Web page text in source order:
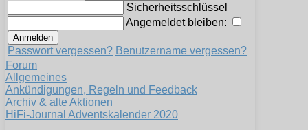
Sicherheitsschlüssel
Angemeldet bleiben:
Passwort vergessen? Benutzername vergessen?
Forum
Allgemeines
Ankündigungen, Regeln und Feedback
Archiv & alte Aktionen
HiFi-Journal Adventskalender 2020